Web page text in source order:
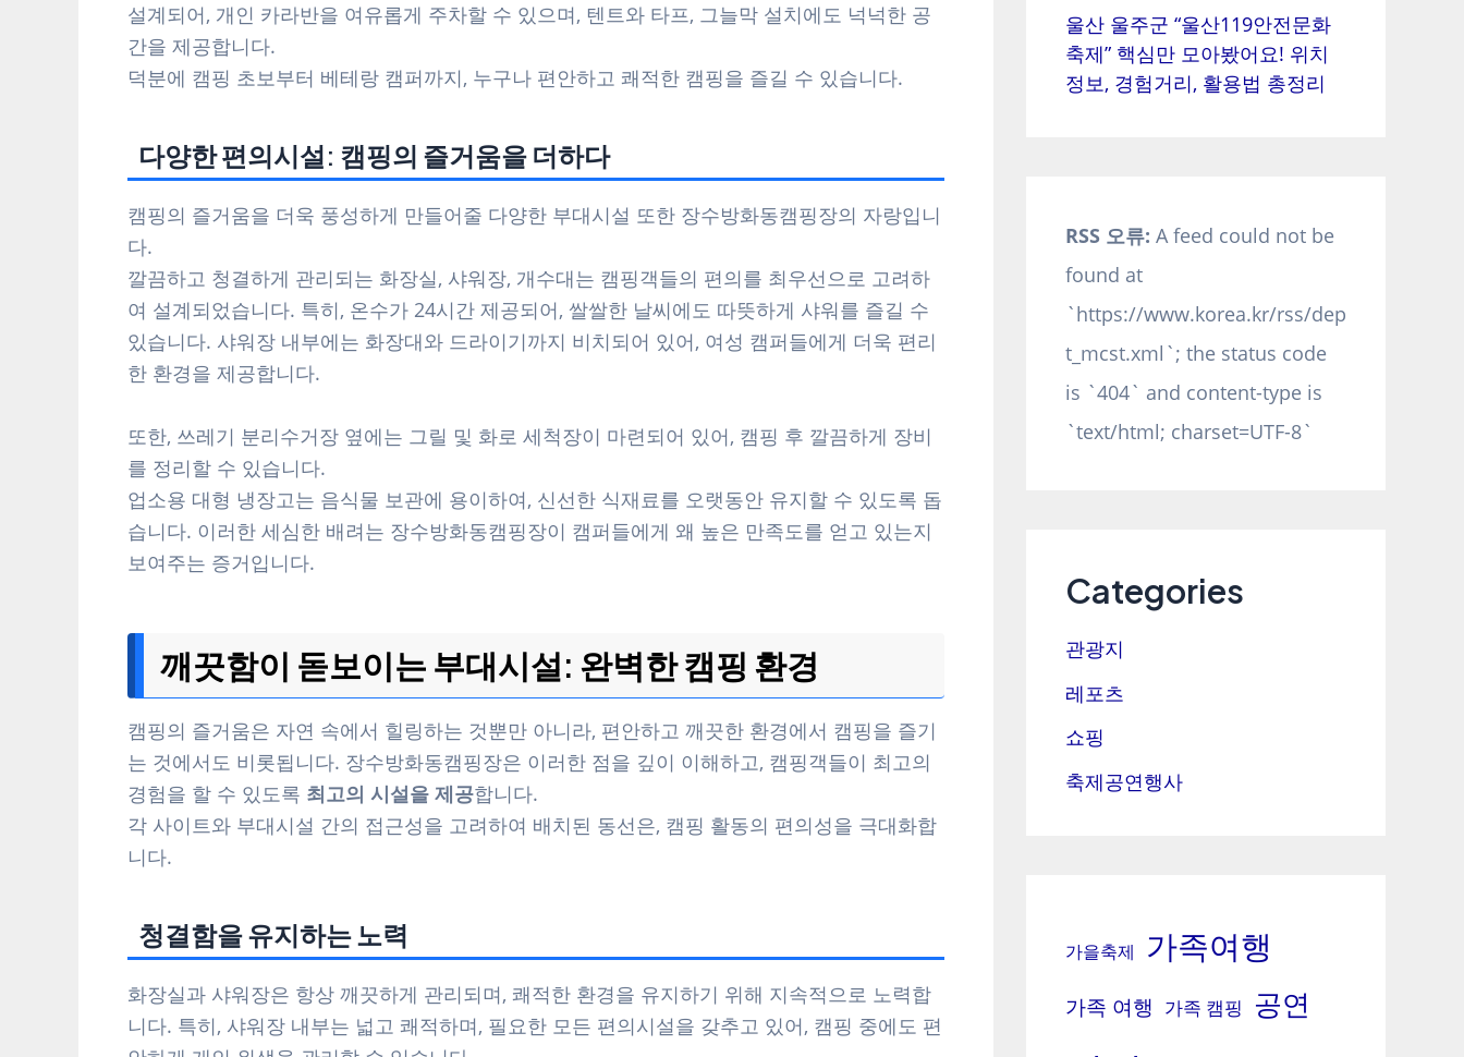
설계되어, 개인 카라반을 여유롭게 주차할 수 있으며, 텐트와 타프, 그늘막 설치에도 넉넉한 공
간을 제공합니다.
덕분에 캠핑 초보부터 베테랑 캠퍼까지, 누구나 편안하고 쾌적한 캠핑을 즐길 수 있습니다.
다양한 편의시설: 캠핑의 즐거움을 더하다
캠핑의 즐거움을 더욱 풍성하게 만들어줄 다양한 부대시설 또한 장수방화동캠핑장의 자랑입니
다.
깔끔하고 청결하게 관리되는 화장실, 샤워장, 개수대는 캠핑객들의 편의를 최우선으로 고려하
여 설계되었습니다. 특히, 온수가 24시간 제공되어, 쌀쌀한 날씨에도 따뜻하게 샤워를 즐길 수
있습니다. 샤워장 내부에는 화장대와 드라이기까지 비치되어 있어, 여성 캠퍼들에게 더욱 편리
한 환경을 제공합니다.
또한, 쓰레기 분리수거장 옆에는 그릴 및 화로 세척장이 마련되어 있어, 캠핑 후 깔끔하게 장비
를 정리할 수 있습니다.
업소용 대형 냉장고는 음식물 보관에 용이하여, 신선한 식재료를 오랫동안 유지할 수 있도록 돕
습니다. 이러한 세심한 배려는 장수방화동캠핑장이 캠퍼들에게 왜 높은 만족도를 얻고 있는지
보여주는 증거입니다.
깨끗함이 돋보이는 부대시설: 완벽한 캠핑 환경
캠핑의 즐거움은 자연 속에서 힐링하는 것뿐만 아니라, 편안하고 깨끗한 환경에서 캠핑을 즐기
는 것에서도 비롯됩니다. 장수방화동캠핑장은 이러한 점을 깊이 이해하고, 캠핑객들이 최고의
경험을 할 수 있도록 최고의 시설을 제공합니다.
각 사이트와 부대시설 간의 접근성을 고려하여 배치된 동선은, 캠핑 활동의 편의성을 극대화합
니다.
청결함을 유지하는 노력
화장실과 샤워장은 항상 깨끗하게 관리되며, 쾌적한 환경을 유지하기 위해 지속적으로 노력합
니다. 특히, 샤워장 내부는 넓고 쾌적하며, 필요한 모든 편의시설을 갖추고 있어, 캠핑 중에도 편
울산 울주군 “울산119안전문화
축제” 핵심만 모아봤어요! 위치
정보, 경험거리, 활용법 총정리
RSS 오류: A feed could not be
found at
`https://www.korea.kr/rss/dep
t_mcst.xml`; the status code
is `404` and content-type is
`text/html; charset=UTF-8`
Categories
관광지
레포츠
쇼핑
축제공연행사
가을축제 가족여행
가족 여행 가족 캠핑 공연